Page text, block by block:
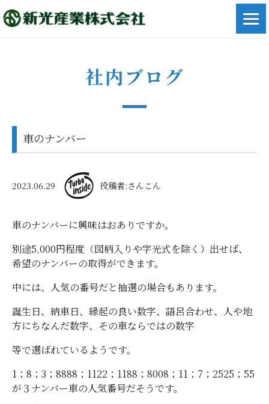
社内ブログ
車のナンバー
2023.06.29 投稿者:さんこん
車のナンバーに興味はおありですか。
別途5,000円程度（図柄入りや字光式を除く）出せば、
希望のナンバーの取得ができます。
中には、人気の番号だと抽選の場合もあります。
誕生日、納車日、縁起の良い数字、語呂合わせ、人や地
方にちなんだ数字、その車ならではの数字
等で選ばれているようです。
1；8；3；8888；1122；1188；8008；11；7；2525；55
が３ナンバー車の人気番号だそうです。